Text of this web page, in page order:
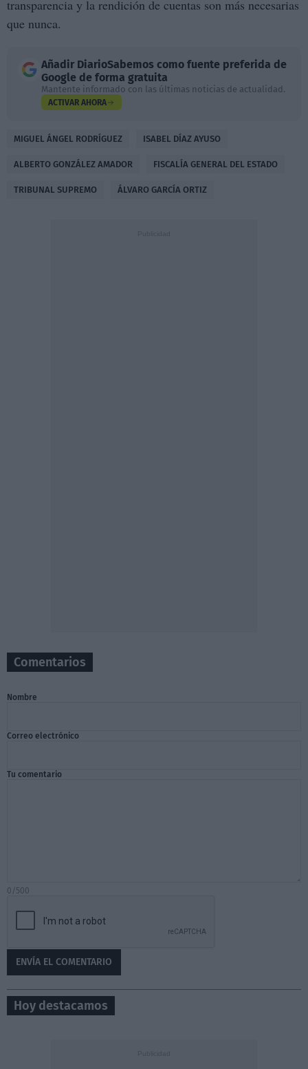
transparencia y la rendición de cuentas son más necesarias
que nunca.
Añadir DiarioSabemos como fuente preferida de
Google de forma gratuita
Mantente informado con las últimas noticias de actualidad.
ACTIVAR AHORA
MIGUEL ÁNGEL RODRÍGUEZ ISABEL DÍAZ AYUSO
ALBERTO GONZÁLEZ AMADOR FISCALÍA GENERAL DEL ESTADO
TRIBUNAL SUPREMO ÁLVARO GARCÍA ORTIZ
Comentarios
Nombre
Correo electrónico
Tu comentario
0/500
Hoy destacamos